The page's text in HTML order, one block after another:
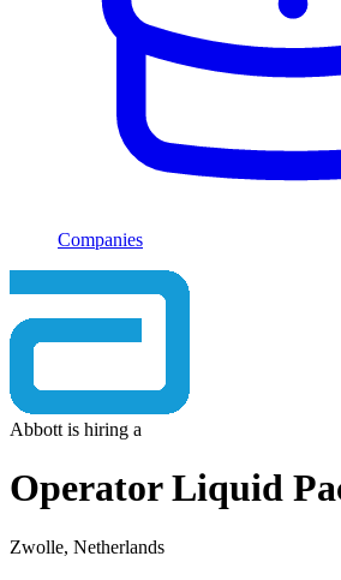
Companies
Abbott is hiring a
Operator Liquid
Zwolle, Netherlands